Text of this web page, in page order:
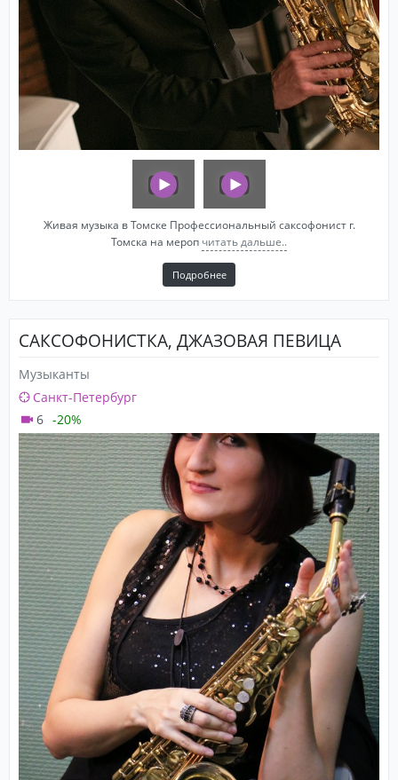
Живая музыка в Томске Профессиональный саксофонист г.
Томска на мероп читать дальше..
Подробнее
САКСОФОНИСТКА, ДЖАЗОВАЯ ПЕВИЦА
Музыканты
Санкт-Петербург
6 -20%